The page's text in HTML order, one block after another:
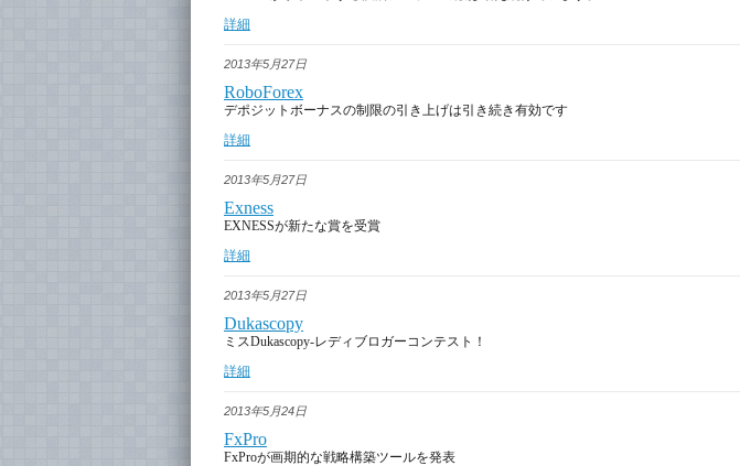
詳細
2013年5月27日
RoboForex
デポジットボーナスの制限の引き上げは引き続き有効です
詳細
2013年5月27日
Exness
EXNESSが新たな賞を受賞
詳細
2013年5月27日
Dukascopy
ミスDukascopy-レディブロガーコンテスト！
詳細
2013年5月24日
FxPro
FxProが画期的な戦略構築ツールを発表